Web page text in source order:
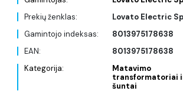
Prekių ženklas:
Lovato Electric
Gamintojo indeksas:
8013975178638
EAN:
8013975178638
Kategorija:
Matavimo
transformatoriai
šuntai